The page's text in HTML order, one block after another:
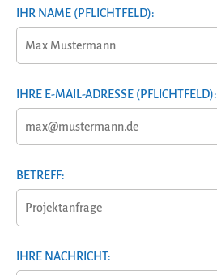
IHR NAME (PFLICHTFELD):
IHRE E-MAIL-ADRESSE (PFLICHTFELD):
BETREFF:
IHRE NACHRICHT: